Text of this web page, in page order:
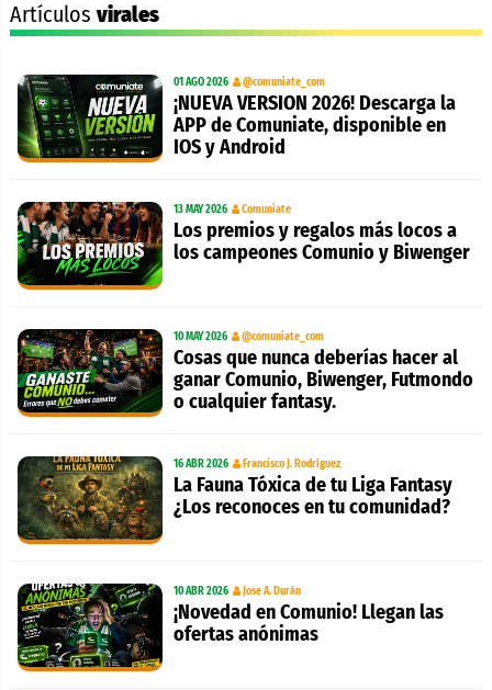
Artículosvirales
01 AGO 2026 @comuniate_com
¡NUEVA VERSION 2026! Descarga la
APP de Comuniate, disponible en
IOS y Android
13 MAY 2026 Comuniate
Los premios y regalos más locos a
los campeones Comunio y Biwenger
10 MAY 2026 @comuniate_com
Cosas que nunca deberías hacer al
ganar Comunio, Biwenger, Futmondo
o cualquier fantasy.
16 ABR 2026 Francisco J. Rodríguez
La Fauna Tóxica de tu Liga Fantasy
¿Los reconoces en tu comunidad?
10 ABR 2026 Jose A. Durán
¡Novedad en Comunio! Llegan las
ofertas anónimas